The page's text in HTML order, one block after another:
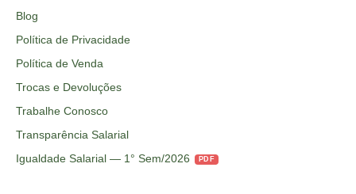
Blog
Política de Privacidade
Política de Venda
Trocas e Devoluções
Trabalhe Conosco
Transparência Salarial
Igualdade Salarial — 1° Sem/2026
PDF